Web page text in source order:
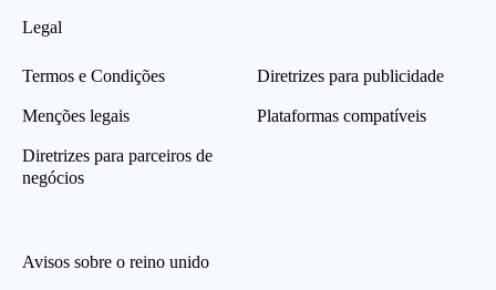
Legal
Termos e Condições
Menções legais
Diretrizes para parceiros de
negócios
Diretrizes para publicidade
Plataformas compatíveis
Avisos sobre o reino unido